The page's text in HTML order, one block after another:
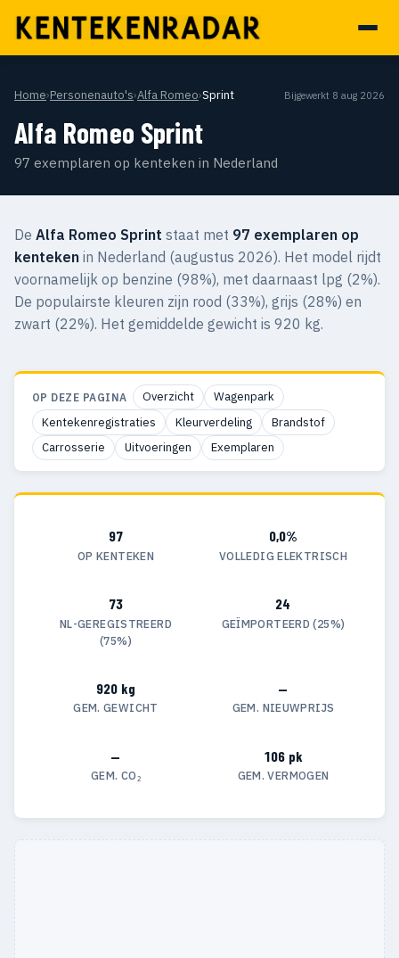
Home›Personenauto's›Alfa Romeo›Sprint Bijgewerkt 8 aug 2026
Alfa Romeo Sprint
97 exemplaren op kenteken in Nederland
De Alfa Romeo Sprint staat met 97 exemplaren op
kenteken in Nederland (augustus 2026). Het model rijdt
voornamelijk op benzine (98%), met daarnaast lpg (2%).
De populairste kleuren zijn rood (33%), grijs (28%) en
zwart (22%). Het gemiddelde gewicht is 920 kg.
OP DEZE PAGINA Overzicht
Wagenpark
Kentekenregistraties
Kleurverdeling
Brandstof
Carrosserie
Uitvoeringen Exemplaren
97
OP KENTEKEN
0,0%
VOLLEDIG ELEKTRISCH
73
NL-GEREGISTREERD
(75%)
24
GEÏMPORTEERD (25%)
920 kg
GEM. GEWICHT
—
GEM. NIEUWPRIJS
—
GEM. CO₂
106 pk
GEM. VERMOGEN